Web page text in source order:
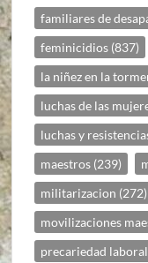
familiares de
feminicidios (837)
la niñez en la
luchas de las
luchas y
maestros (239)
militarizacion (272)
movilizaciones
precariedad laboral